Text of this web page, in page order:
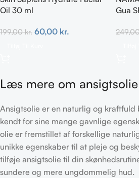
Oil 30 ml
199,00kr. 60,00 kr.
Gua
Læs mere om ansigtsolie
Ansigtsolie er en naturlig og
kendt for sine mange gavnlige
olie er fremstillet af forskellige
unikke egenskaber til at pleje og
tilføje ansigtsolie til din
sundere og mere ungdommelig hud.